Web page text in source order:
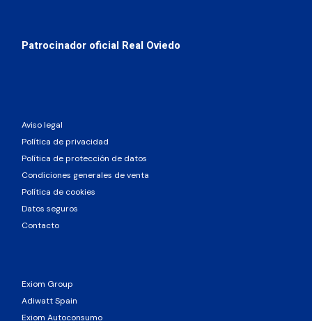
Patrocinador oficial Real Oviedo
Aviso legal
Política de privacidad
Política de protección de datos
Condiciones generales de venta
Política de cookies
Datos seguros
Contacto
Exiom Group
Adiwatt Spain
Exiom Autoconsumo